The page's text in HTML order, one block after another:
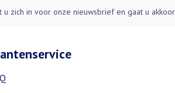
u zich in voor onze nieuwsbrief en gaat u